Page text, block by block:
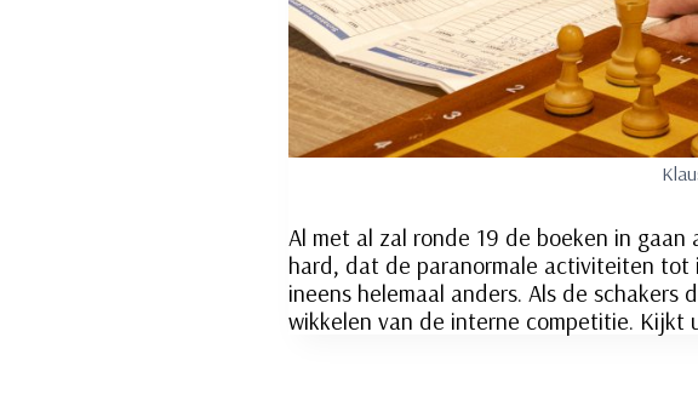
Al met al zal ronde 19 de boeken in
hard, dat de paranormale activiteiten tot
ineens helemaal anders. Als de
wikkelen van de interne competitie. Kijkt